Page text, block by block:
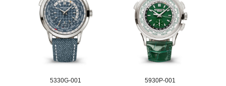
5330G-001 5930P-001